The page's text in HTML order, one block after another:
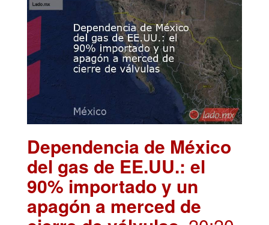
Dependencia de México
del gas de EE.UU.: el
90% importado y un
apagón a merced de